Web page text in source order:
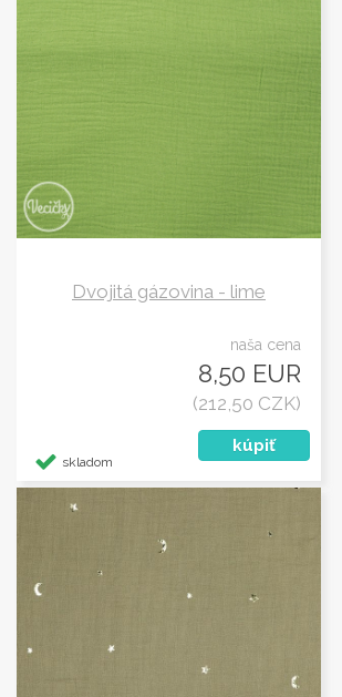
Dvojitá gázovina - lime
naša cena
8,50 EUR
(212,50 CZK)
skladom